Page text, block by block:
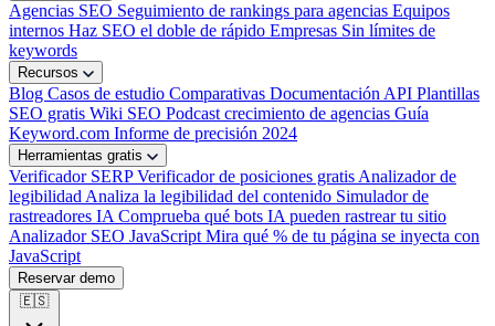
Agencias SEO Seguimiento de rankings para agencias Equipos
internos Haz SEO el doble de rápido Empresas Sin límites de
keywords
Recursos
Blog Casos de estudio Comparativas Documentación API Plantillas
SEO gratis Wiki SEO Podcast crecimiento de agencias Guía
Keyword.com Informe de precisión 2024
Herramientas gratis
Verificador SERPVerificador de posiciones gratis Analizador de
legibilidad Analiza la legibilidad del contenido Simulador de
rastreadores IA Comprueba qué bots IA pueden rastrear tu sitio
Analizador SEO JavaScript Mira qué % de tu página se inyecta con
JavaScript
Reservar demo
🇪🇸